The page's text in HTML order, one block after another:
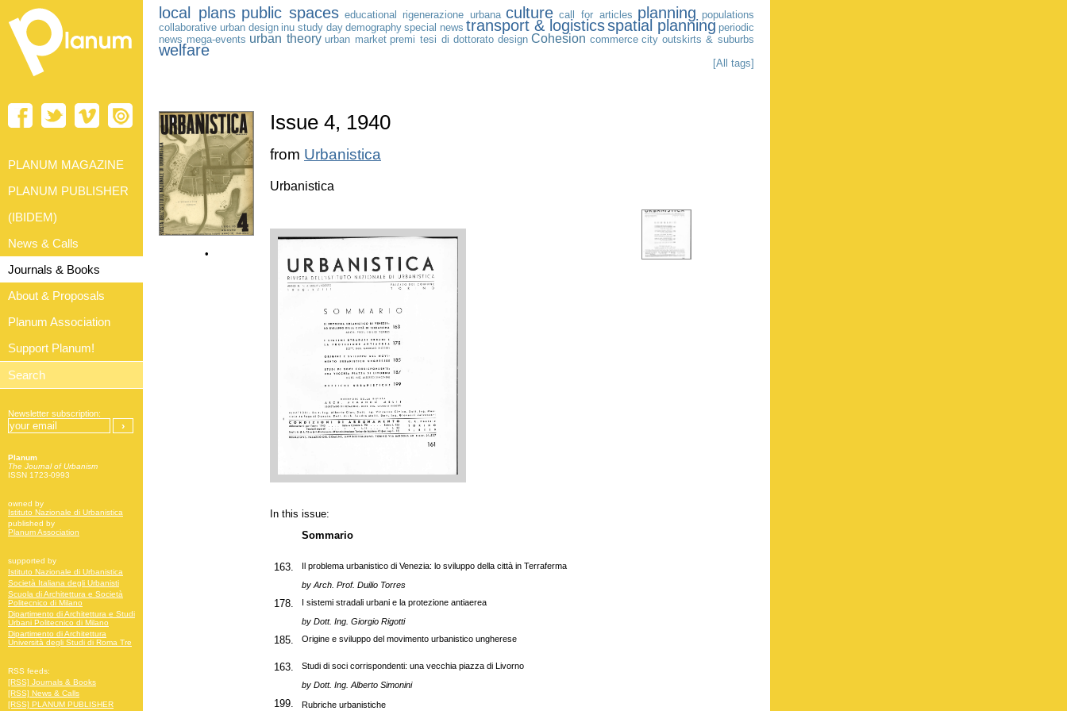
local plans public spaces educational rigenerazione urbana culture call for articles planning populations
collaborative urban design inu study day demography special news transport & logisticsspatial planning periodic
news mega-events urban theory urban market premi tesi di dottorato design Cohesion commerce city outskirts & suburbs
welfare
[All tags]
•
Issue 4, 1940
from Urbanistica
Urbanistica
In this issue:
Sommario
163.
Il problema urbanistico di Venezia: lo sviluppo della città in Terraferma
by Arch. Prof. Duilio Torres
178.
I sistemi stradali urbani e la protezione antiaerea
by Dott. Ing. Giorgio Rigotti
185. Origine e sviluppo del movimento urbanistico ungherese
163.
Studi di soci corrispondenti: una vecchia piazza di Livorno
by Dott. Ing. Alberto Simonini
199. Rubriche urbanistiche
PLANUM MAGAZINE
PLANUM PUBLISHER
(IBIDEM)
News & Calls
Journals & Books
About & Proposals
Planum Association
Support Planum!
Newsletter subscription:
Planum
The Journal of Urbanism
ISSN 1723-0993
owned by
Istituto Nazionale di Urbanistica
published by
Planum Association
supported by
Istituto Nazionale di Urbanistica
Società Italiana degli Urbanisti
Scuola di Architettura e Società
Politecnico di Milano
Dipartimento di Architettura e Studi
Urbani Politecnico di Milano
Dipartimento di Architettura
Università degli Studi di Roma Tre
RSS feeds:
[RSS] Journals & Books
[RSS] News & Calls
[RSS] PLANUM PUBLISHER